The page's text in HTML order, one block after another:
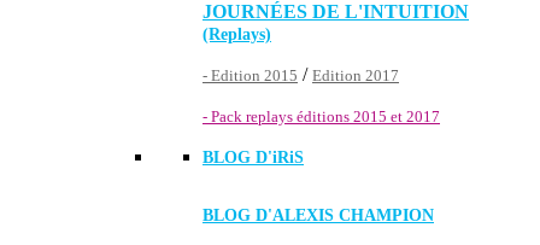
JOURNÉES DE L'INTUITION
(Replays)
- Edition 2015 / Edition 2017
- Pack replays éditions 2015 et 2017
BLOG D'iRiS
BLOG D'ALEXIS CHAMPION